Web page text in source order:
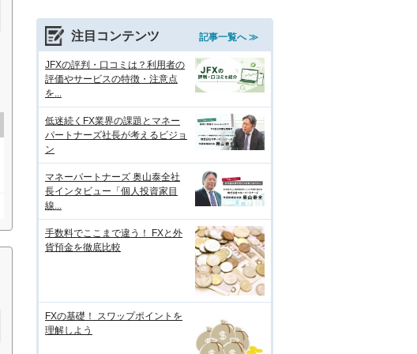
注目コンテンツ 記事一覧へ ≫
JFXの評判・口コミは？利用者の
評価やサービスの特徴・注意点
を...
低迷続くFX業界の課題とマネー
パートナーズ社長が考えるビジョ
ン
マネーパートナーズ 奥山泰全社
長インタビュー「個人投資家目
線...
手数料でここまで違う！ FXと外
貨預金を徹底比較
FXの基礎！ スワップポイントを
理解しよう